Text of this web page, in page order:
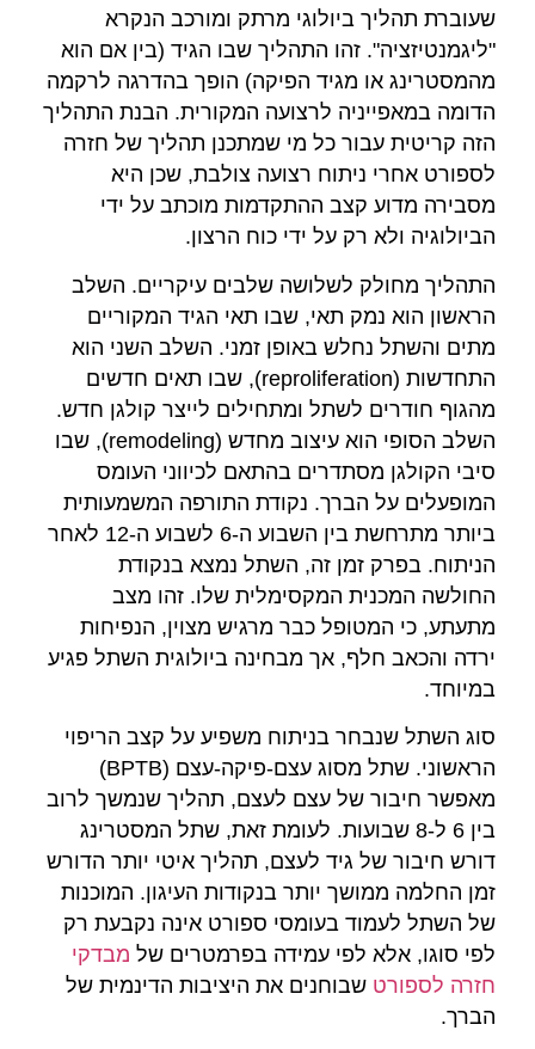
שעוברת תהליך ביולוגי מרתק ומורכב הנקרא
"ליגמנטיזציה". זהו התהליך שבו הגיד (בין אם הוא
מהמסטרינג או מגיד הפיקה) הופך בהדרגה לרקמה
הדומה במאפייניה לרצועה המקורית. הבנת התהליך
הזה קריטית עבור כל מי שמתכנן תהליך של חזרה
לספורט אחרי ניתוח רצועה צולבת, שכן היא
מסבירה מדוע קצב ההתקדמות מוכתב על ידי
הביולוגיה ולא רק על ידי כוח הרצון.
התהליך מחולק לשלושה שלבים עיקריים. השלב
הראשון הוא נמק תאי, שבו תאי הגיד המקוריים
מתים והשתל נחלש באופן זמני. השלב השני הוא
התחדשות (reproliferation), שבו תאים חדשים
מהגוף חודרים לשתל ומתחילים לייצר קולגן חדש.
השלב הסופי הוא עיצוב מחדש (remodeling), שבו
סיבי הקולגן מסתדרים בהתאם לכיווני העומס
המופעלים על הברך. נקודת התורפה המשמעותית
ביותר מתרחשת בין השבוע ה-6 לשבוע ה-12 לאחר
הניתוח. בפרק זמן זה, השתל נמצא בנקודת
החולשה המכנית המקסימלית שלו. זהו מצב
מתעתע, כי המטופל כבר מרגיש מצוין, הנפיחות
ירדה והכאב חלף, אך מבחינה ביולוגית השתל פגיע
במיוחד.
סוג השתל שנבחר בניתוח משפיע על קצב הריפוי
הראשוני. שתל מסוג עצם-פיקה-עצם (BPTB)
מאפשר חיבור של עצם לעצם, תהליך שנמשך לרוב
בין 6 ל-8 שבועות. לעומת זאת, שתל המסטרינג
דורש חיבור של גיד לעצם, תהליך איטי יותר הדורש
זמן החלמה ממושך יותר בנקודות העיגון. המוכנות
של השתל לעמוד בעומסי ספורט אינה נקבעת רק
לפי סוגו, אלא לפי עמידה בפרמטרים של מבדקי
חזרה לספורט שבוחנים את היציבות הדינמית של
הברך.